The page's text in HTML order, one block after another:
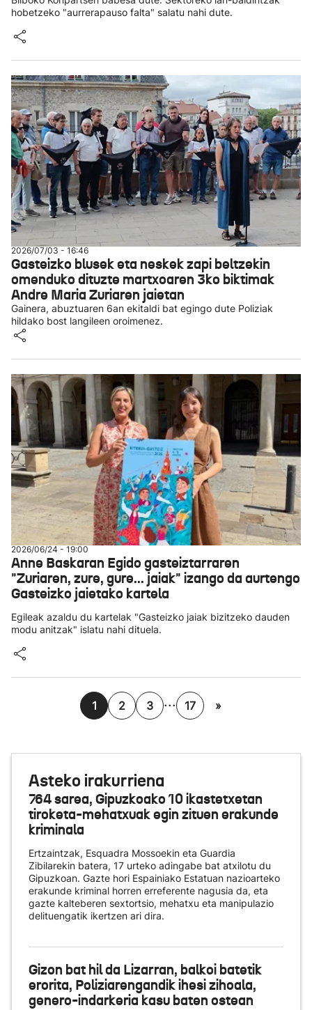
hobetzeko "aurrerapauso falta" salatu nahi dute.
2026/07/03 - 16:46
Gasteizko blusek eta neskek zapi beltzekin
omenduko dituzte martxoaren 3ko biktimak
Andre Maria Zuriaren jaietan
Gainera, abuztuaren 6an ekitaldi bat egingo dute Poliziak
hildako bost langileen oroimenez.
2026/06/24 - 19:00
Anne Baskaran Egido gasteiztarraren
"Zuriaren, zure, gure... jaiak" izango da aurtengo
Gasteizko jaietako kartela
Egileak azaldu du kartelak "Gasteizko jaiak bizitzeko dauden
modu anitzak" islatu nahi dituela.
1 2 3 ... 17 »
Asteko irakurriena
764 sarea, Gipuzkoako 10 ikastetxetan
tiroketa-mehatxuak egin zituen erakunde
kriminala
Ertzaintzak, Esquadra Mossoekin eta Guardia
Zibilarekin batera, 17 urteko adingabe bat atxilotu du
Gipuzkoan. Gazte hori Espainiako Estatuan nazioarteko
erakunde kriminal horren erreferente nagusia da, eta
gazte kalteberen sextortsio, mehatxu eta manipulazio
delituengatik ikertzen ari dira.
Gizon bat hil da Lizarran, balkoi batetik
erorita, Poliziarengandik ihesi zihoala,
genero-indarkeria kasu baten ostean